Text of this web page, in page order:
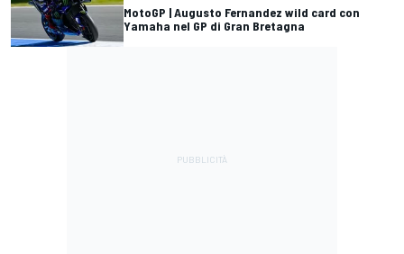
MotoGP | Augusto Fernandez wild card con
Yamaha nel GP di Gran Bretagna